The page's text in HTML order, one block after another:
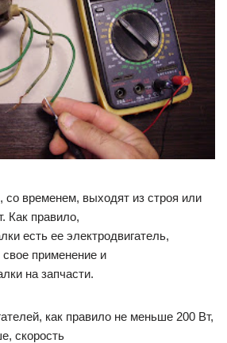
временем, выходят из строя или
Как правило,
есть ее электродвигатель,
применение и
на запчасти.
как правило не меньше 200 Вт,
скорость